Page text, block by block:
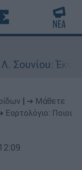
Έκανε
➔ Μάθετε
Εορτολόγιο: Ποιοι